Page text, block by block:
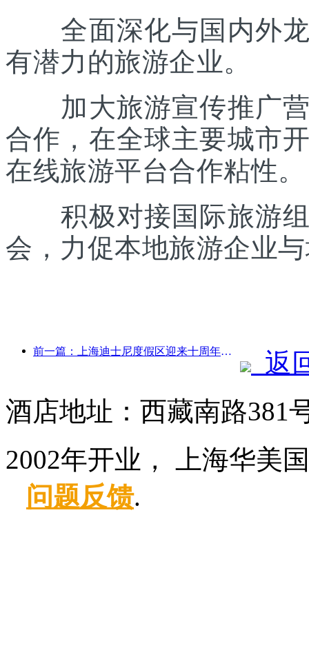
全面深化与国内外龙
有潜力的旅游企业。
加大旅游宣传推广营
合作，在全球主要城市
在线旅游平台合作粘性。
积极对接国际旅游组
会，力促本地旅游企业
前一篇：上海迪士尼度假区迎来十周年，累计接待游客超1亿人次
返
酒店地址：西藏南路381
2002年开业， 上海华美
问题反馈.